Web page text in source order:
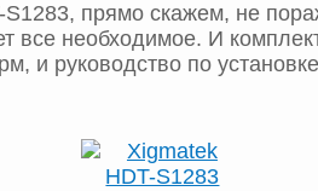
S1283, прямо скажем, не
все необходимое. И
и руководство по